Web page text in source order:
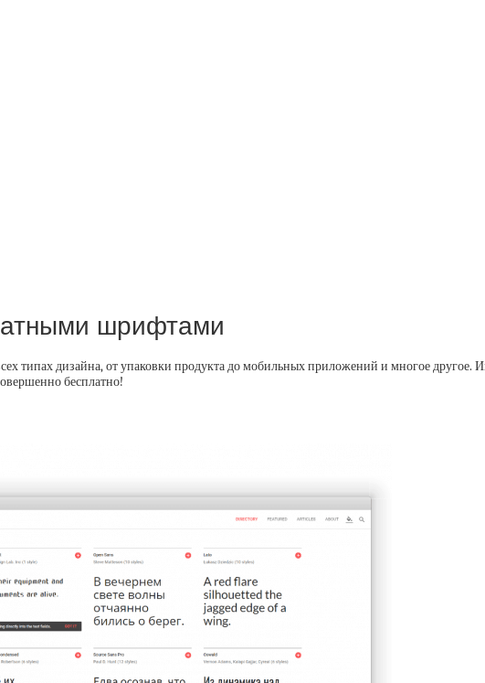
шрифтами
типах дизайна, от упаковки продукта до мобильных приложений и многое
бесплатно!